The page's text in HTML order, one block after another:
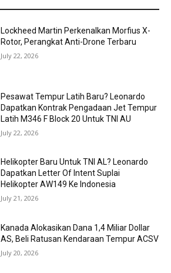
Lockheed Martin Perkenalkan Morfius X-
Rotor, Perangkat Anti-Drone Terbaru
July 22, 2026
Pesawat Tempur Latih Baru? Leonardo
Dapatkan Kontrak Pengadaan Jet Tempur
Latih M346 F Block 20 Untuk TNI AU
July 22, 2026
Helikopter Baru Untuk TNI AL? Leonardo
Dapatkan Letter Of Intent Suplai
Helikopter AW149 Ke Indonesia
July 21, 2026
Kanada Alokasikan Dana 1,4 Miliar Dollar
AS, Beli Ratusan Kendaraan Tempur ACSV
July 20, 2026